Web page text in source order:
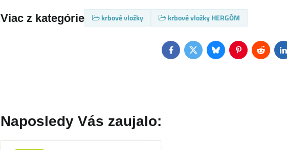
Viac z kategórie krbové vložky krbové vložky HERGÓM
FacebookTwitterBlueskyPinterestReddit
Naposledy Vás zaujalo: